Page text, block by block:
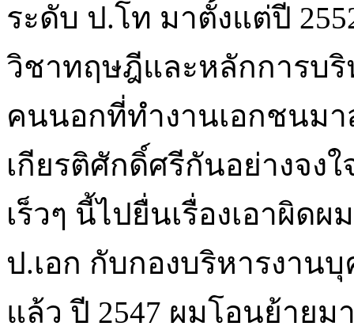
ระดับ ป.โท มาตั้งแต่ปี
วิชาทฤษฎีและหลักการบริ
คนนอกที่ทำงานเอกชนม
เกียรติศักดิ์ศรีกันอย่างจง
เร็วๆ นี้ไปยื่นเรื่องเอาผิด
ป.เอก กับกองบริหารงาน
แล้ว ปี 2547 ผมโอนย้าย